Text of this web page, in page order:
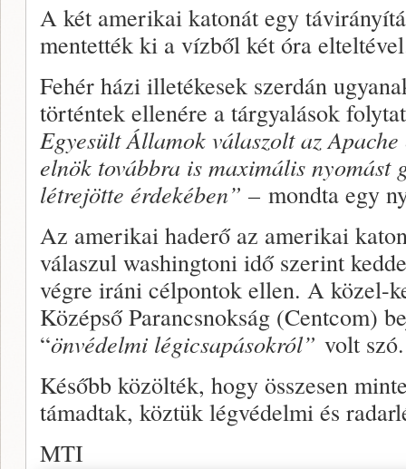
A két amerikai katonát egy
mentették ki a vízből két óra
Fehér házi illetékesek szerdán
történtek ellenére a tárgyalások
Egyesült Államok válaszolt az
elnök továbbra is maximális nyomást
létrejötte érdekében” – mondta egy
Az amerikai haderő az amerikai
válaszul washingtoni idő szerint
végre iráni célpontok ellen. A közel-
Középső Parancsnokság (Centcom)
“önvédelmi légicsapásokról” volt szó.
Később közölték, hogy összesen
támadtak, köztük légvédelmi és
MTI